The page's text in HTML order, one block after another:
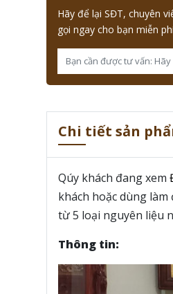
Hãy để lại SĐT, chuyên
gọi ngay cho bạn miễn
Chi tiết sản
Qúy khách đang xem
khách hoặc dùng
từ 5 loại nguyên liệu
Thông tin: